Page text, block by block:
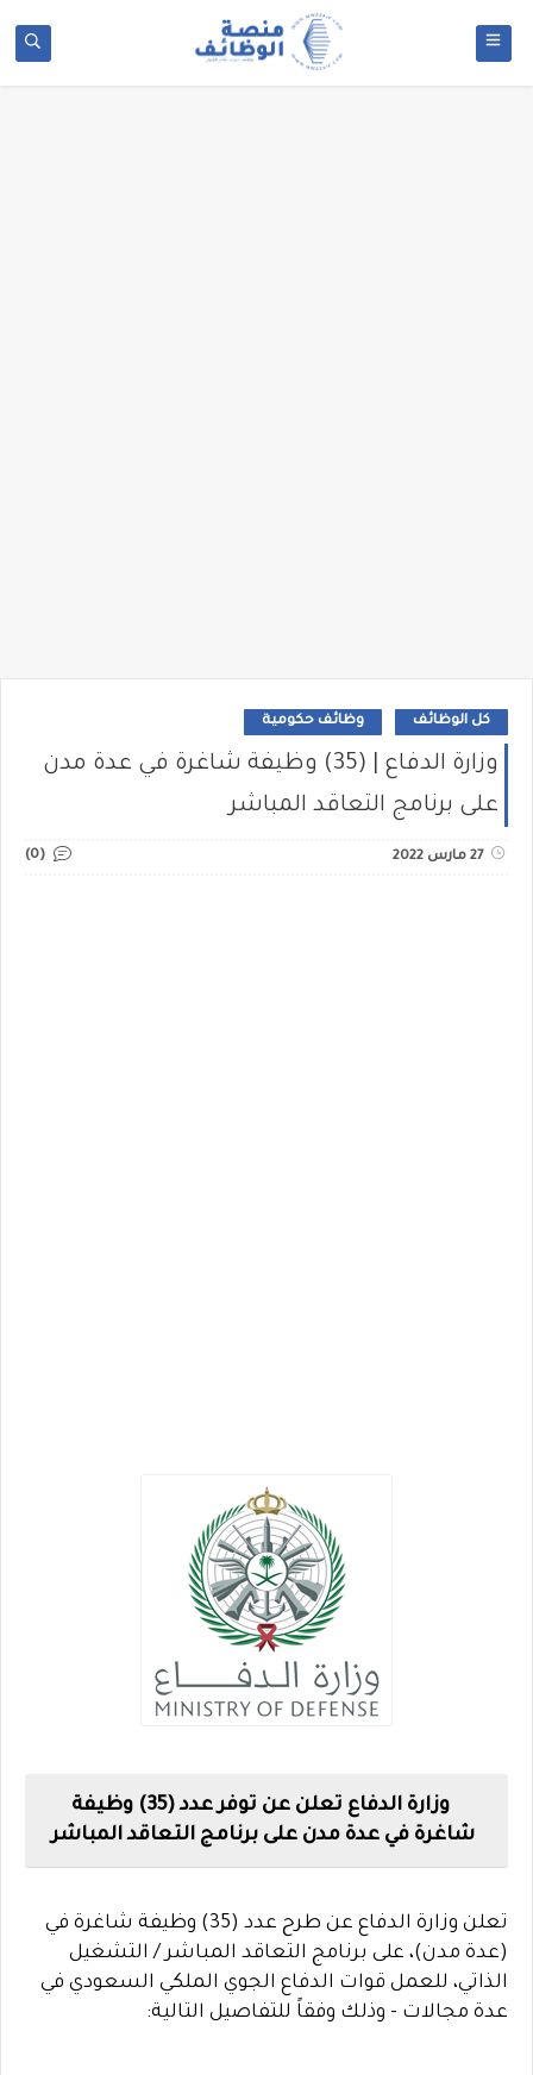
كل الوظائف وظائف حكومية
وزارة الدفاع | (35) وظيفة شاغرة في عدة مدن
على برنامج التعاقد المباشر
27 مارس 2022 (0)
وزارة الدفاع تعلن عن توفر عدد (35) وظيفة
شاغرة في عدة مدن على برنامج التعاقد المباشر
تعلن وزارة الدفاع عن طرح عدد (35) وظيفة شاغرة في
(عدة مدن)، على برنامج التعاقد المباشر / التشغيل
الذاتي، للعمل قوات الدفاع الجوي الملكي السعودي في
عدة مجالات - وذلك وفقاً للتفاصيل التالية: